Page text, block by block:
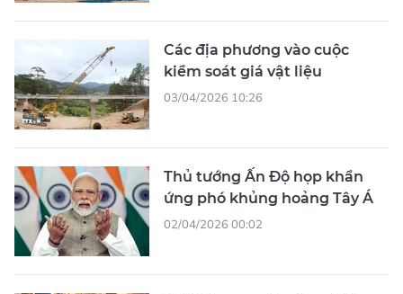
Các địa phương vào cuộc
kiểm soát giá vật liệu
03/04/2026 10:26
Thủ tướng Ấn Độ họp khẩn
ứng phó khủng hoảng Tây Á
02/04/2026 00:02